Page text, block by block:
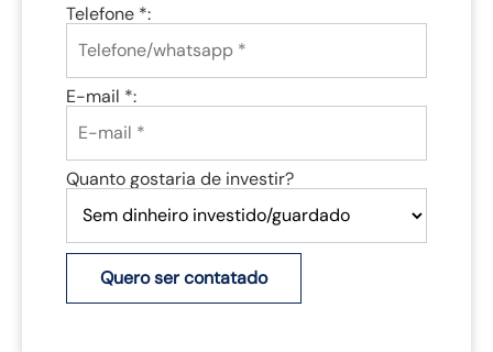
Telefone *:
E-mail *:
Quanto gostaria de investir?
Quero ser contatado